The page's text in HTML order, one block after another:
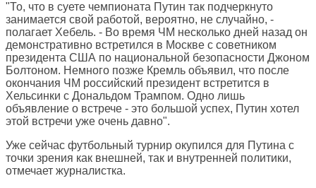
"То, что в суете чемпионата Путин так подчеркнуто
занимается свой работой, вероятно, не случайно, -
полагает Хебель. - Во время ЧМ несколько дней назад он
демонстративно встретился в Москве с советником
президента США по национальной безопасности Джоном
Болтоном. Немного позже Кремль объявил, что после
окончания ЧМ российский президент встретится в
Хельсинки с Дональдом Трампом. Одно лишь
объявление о встрече - это большой успех, Путин хотел
этой встречи уже очень давно".
Уже сейчас футбольный турнир окупился для Путина с
точки зрения как внешней, так и внутренней политики,
отмечает журналистка.